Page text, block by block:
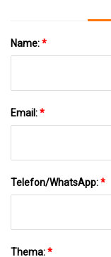
Name:*
Email:*
Telefon/WhatsApp:*
Thema:*